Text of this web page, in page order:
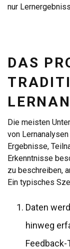
nur
DAS
Die meisten
von
Ergebnisse,
Erkenntnisse
zu beschreiben,
Ein typisches
Daten
hinweg
Feedback-